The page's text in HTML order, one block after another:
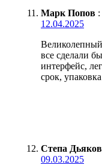
Марк Попов :
12.04.2025
Великолепный
все сделали
интерфейс,
срок,
Степа Дьяков
09.03.2025